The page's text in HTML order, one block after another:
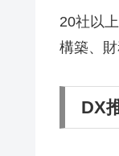
20社以
構築、
DX